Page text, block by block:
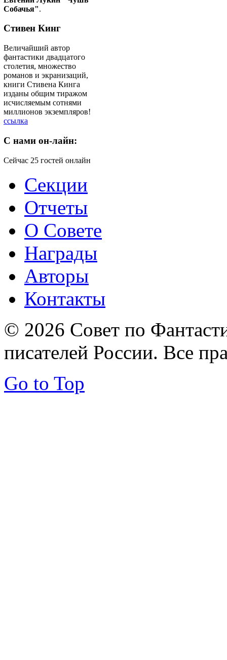
Собачья".
Стивен Кинг
Величайший автор
фантастики двадцатого
столетия, множество
романов и экранизаций,
книги Стивена Кинга
изданы общим тиражом
исчисляемым сотнями
миллионов экземпляров!
ссылка
C нами он-лайн:
Сейчас 25 гостей онлайн
Секции
Отчеты
О Совете
Награды
Авторы
Контакты
© 2026 Совет по
писателей России. Все
Go to Top